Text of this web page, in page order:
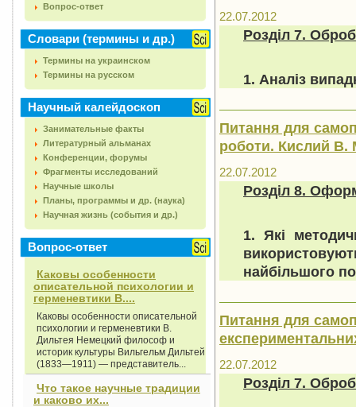
Вопрос-ответ
Словари (термины и др.)
Термины на украинском
Термины на русском
Научный калейдоскоп
Занимательные факты
Литературный альманах
Конференции, форумы
Фрагменты исследований
Научные школы
Планы, программы и др. (наука)
Научная жизнь (события и др.)
Вопрос-ответ
Каковы особенности
описательной психологии и
герменевтики В....
Каковы особенности описательной
психологии и герменевтики В.
Дильтея Немецкий философ и
историк культуры Вильгельм Дильтей
(1833—1911) — представитель...
Что такое научные традиции
и каково их...
22.07.2012
Розділ 7.
1. Аналіз
Питання для
роботи. Кислий В.
22.07.2012
Розділ 8.
1. Які
найбільшого
Питання для
22.07.2012
Розділ 7.